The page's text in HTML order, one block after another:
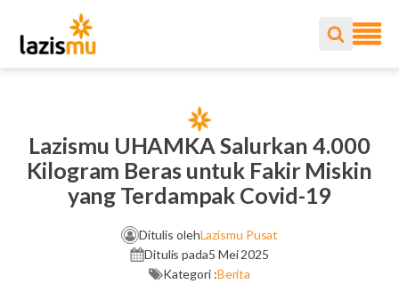
Lazismu UHAMKA Salurkan 4.000
Kilogram Beras untuk Fakir Miskin
yang Terdampak Covid-19
Ditulis olehLazismu Pusat
Ditulis pada5 Mei 2025
Kategori :Berita